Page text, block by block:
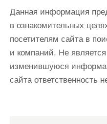
Данная информация
в ознакомительных
посетителям сайта в
и компаний. Не
изменившуюся
сайта ответственность